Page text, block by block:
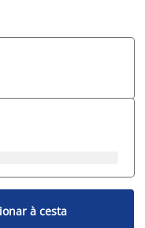
à cesta